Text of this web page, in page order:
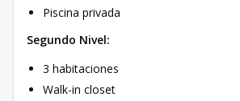
Piscina privada
Segundo Nivel:
3 habitaciones
Walk-in closet